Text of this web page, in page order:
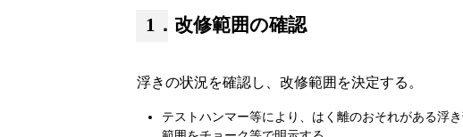
1．改修範囲の確認
浮きの状況を確認し、改修範囲を決定する。
テストハンマー等により、はく離のおそれがある浮き